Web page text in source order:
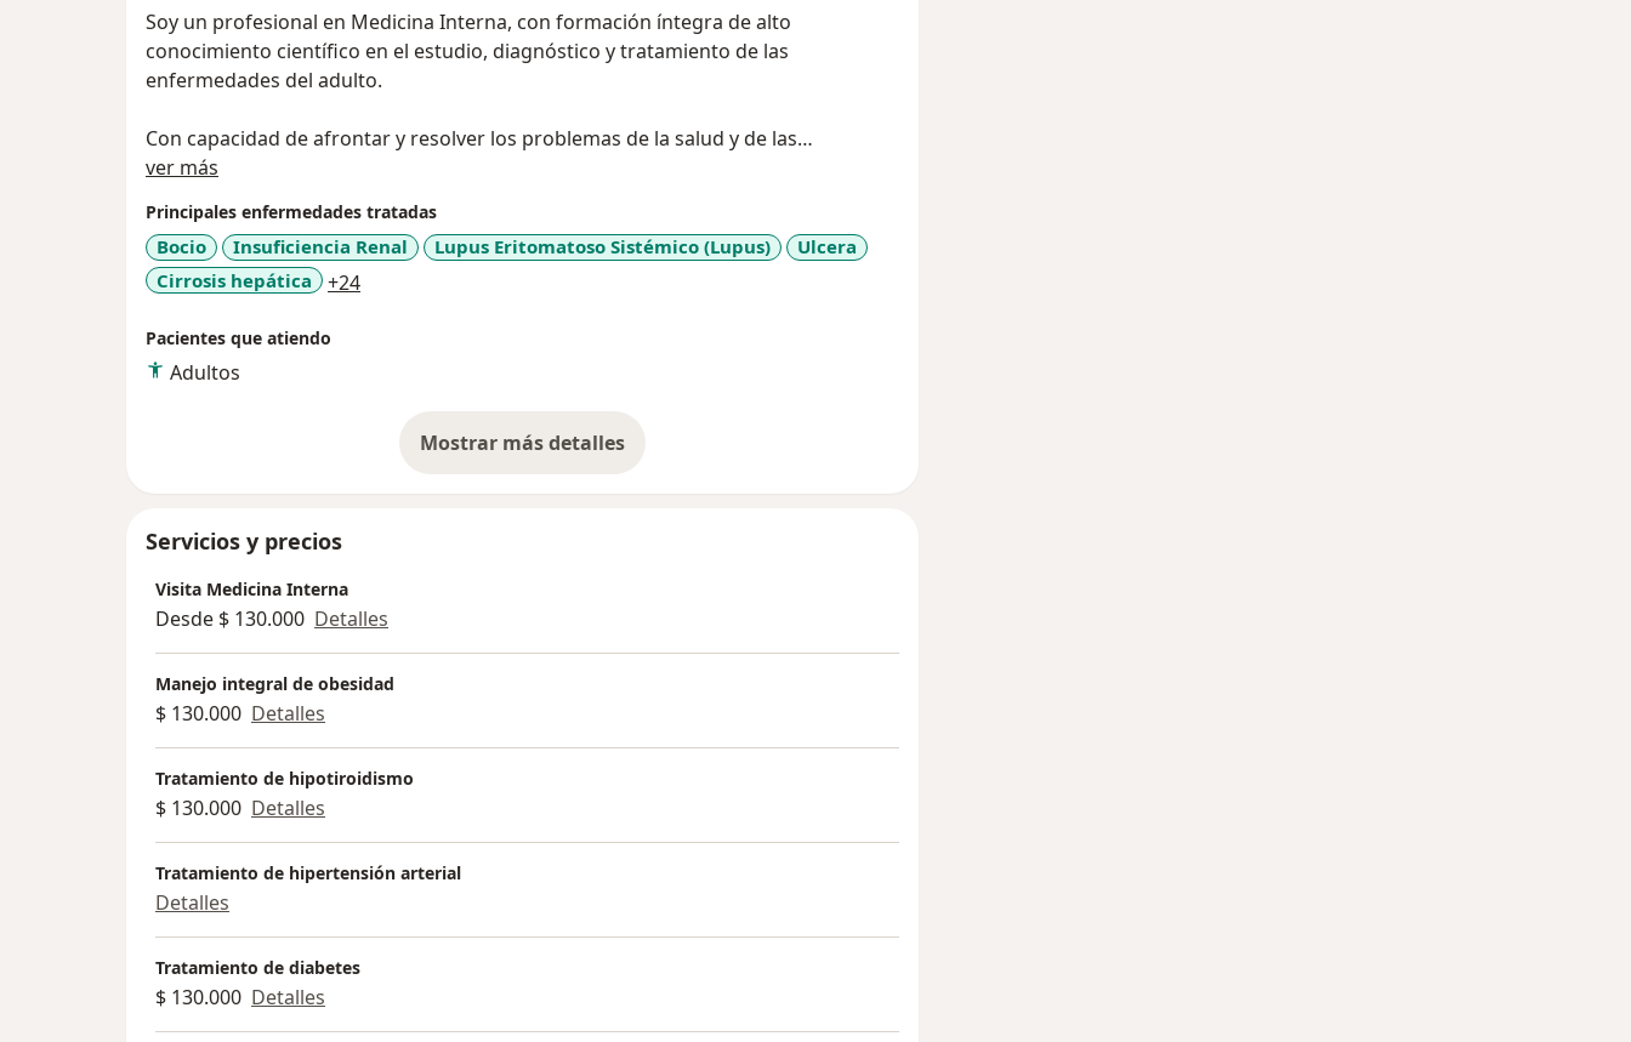
Soy un profesional en Medicina Interna, con formación íntegra de alto
conocimiento científico en el estudio, diagnóstico y tratamiento de las
enfermedades del adulto.
Con capacidad de afrontar y resolver los problemas de la salud y de las
enfermedades de los adultos mediante la ejecución de acciones dirigidas a la
diagnóstico, tratamiento y seguimiento.
Con habilidad de utilizar las tecnologías de la información y las
ver más
Principales enfermedades tratadas
Bocio Insuficiencia Renal Lupus Eritomatoso Sistémico (Lupus)
Ulcera
Cirrosis hepática
+24a11y_sr_more_diseases
Pacientes que atiendo
Adultos
Mostrar más detalles
sobre la experiencia
Servicios y precios
Visita Medicina Interna
Desde $ 130.000 Detalles
Manejo integral de obesidad
$ 130.000 Detalles
Tratamiento de hipotiroidismo
$ 130.000 Detalles
Tratamiento de hipertensión arterial
Detalles
Tratamiento de diabetes
$ 130.000 Detalles